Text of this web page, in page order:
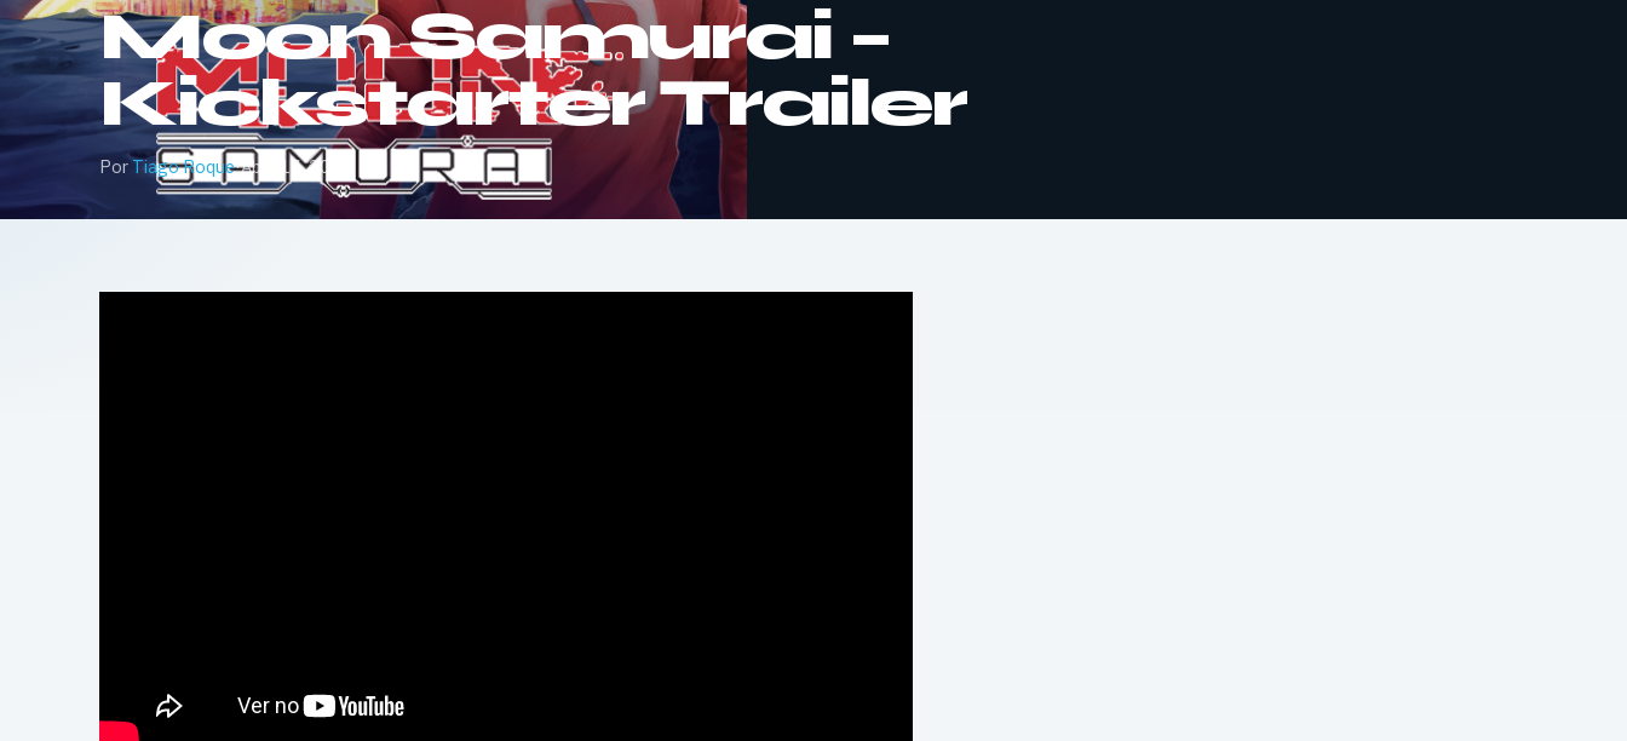
Moon Samurai –
Kickstarter Trailer
PorTiago Roque·Abril 17, 2024